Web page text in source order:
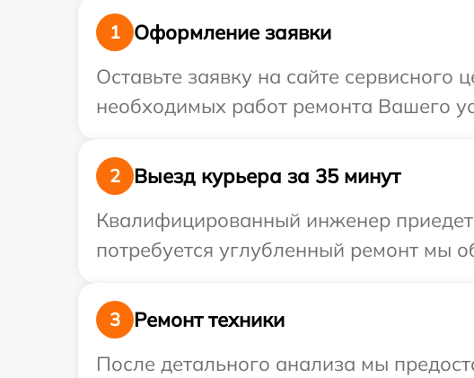
1
Оформление заявки
Оставьте заявку на сайте сервисного
необходимых работ ремонта Вашего
2
Выезд курьера за 35 минут
Квалифицированный инженер приедет
потребуется углубленный ремонт мы
3
Ремонт техники
После детального анализа мы